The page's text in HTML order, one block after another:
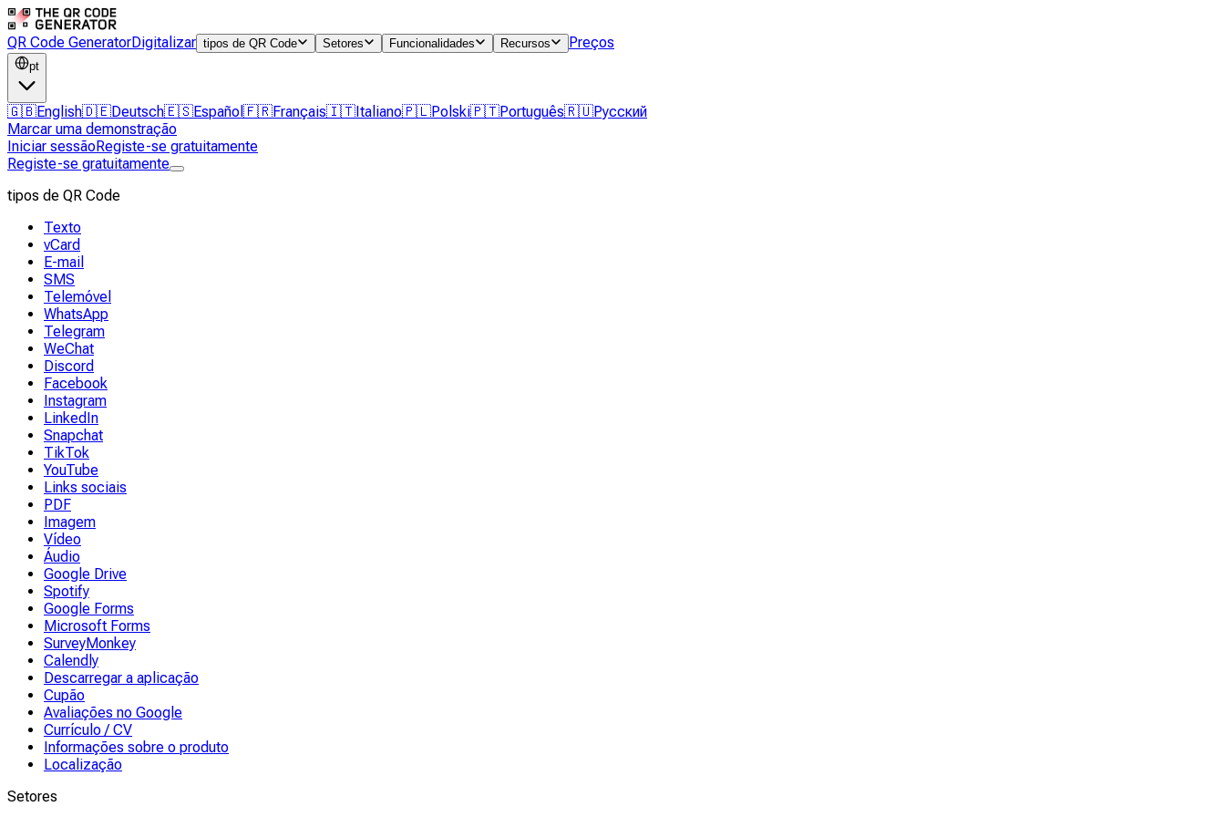
QR Code GeneratorDigitalizar tipos de QR Code Setores Funcionalidades Recursos Preços
pt
🇬🇧English🇩🇪Deutsch🇪🇸Español 🇫🇷Français🇮🇹Italiano🇵🇱Polski🇵🇹Português🇷🇺Русский
Marcar uma demonstração
Iniciar sessãoRegiste-se gratuitamente
Registe-se gratuitamente
tipos de QR Code
Texto
vCard
E-mail
SMS
Telemóvel
WhatsApp
Telegram
WeChat
Discord
Facebook
Instagram
LinkedIn
Snapchat
TikTok
YouTube
Links sociais
PDF
Imagem
Vídeo
Áudio
Google Drive
Spotify
Google Forms
Microsoft Forms
SurveyMonkey
Calendly
Descarregar a aplicação
Cupão
Avaliações no Google
Currículo / CV
Informações sobre o produto
Localização
Setores